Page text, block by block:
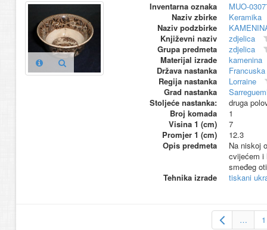
Inventarna oznaka
MUO-
Naziv zbirke
Keramika
Naziv podzbirke
Književni naziv
zdjelica
Grupa predmeta
zdjelica
Materijal izrade
kamenina
Država nastanka
Francuska
Regija nastanka
Lorraine
Grad nastanka
Stoljeće nastanka:
druga
Broj komada
1
Visina 1 (cm)
7
Promjer 1 (cm)
12.3
Opis predmeta
Na niskoj
cvijećem i
smeđeg
Tehnika izrade
tiskani
… 1